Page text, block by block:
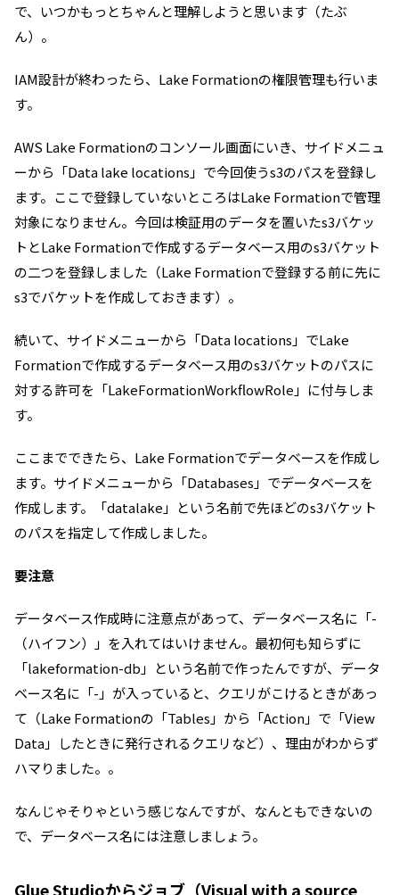
で、いつかもっとちゃんと理解しようと思います（たぶ
ん）。
IAM設計が終わったら、Lake Formationの権限管理も行いま
す。
AWS Lake Formationのコンソール画面にいき、サイドメニュ
ーから「Data lake locations」で今回使うs3のパスを登録し
ます。ここで登録していないところはLake Formationで管理
対象になりません。今回は検証用のデータを置いたs3バケッ
トとLake Formationで作成するデータベース用のs3バケット
の二つを登録しました（Lake Formationで登録する前に先に
s3でバケットを作成しておきます）。
続いて、サイドメニューから「Data locations」でLake
Formationで作成するデータベース用のs3バケットのパスに
対する許可を「LakeFormationWorkflowRole」に付与しま
す。
ここまでできたら、Lake Formationでデータベースを作成し
ます。サイドメニューから「Databases」でデータベースを
作成します。「datalake」という名前で先ほどのs3バケット
のパスを指定して作成しました。
要注意
データベース作成時に注意点があって、データベース名に「-
（ハイフン）」を入れてはいけません。最初何も知らずに
「lakeformation-db」という名前で作ったんですが、データ
ベース名に「-」が入っていると、クエリがこけるときがあっ
て（Lake Formationの「Tables」から「Action」で「View
Data」したときに発行されるクエリなど）、理由がわからず
ハマりました。。
なんじゃそりゃという感じなんですが、なんともできないの
で、データベース名には注意しましょう。
Glue Studioからジョブ（Visual with a source